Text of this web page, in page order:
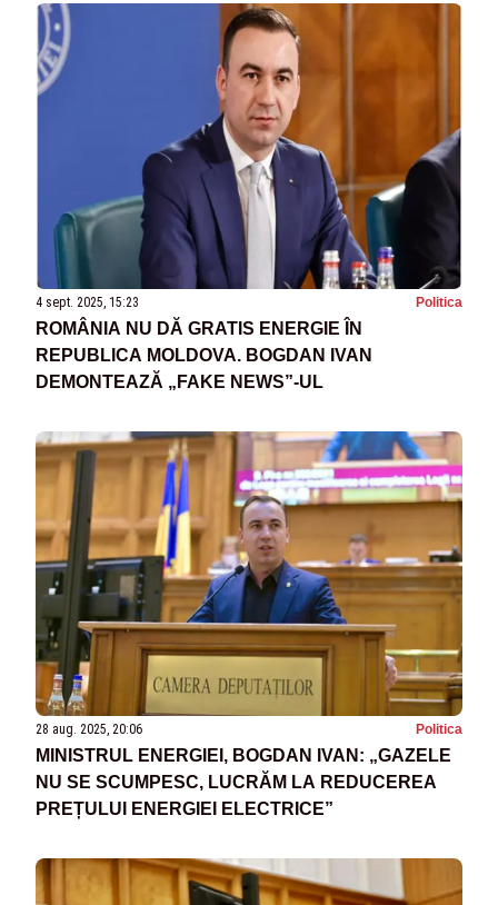
4 sept. 2025, 15:23 Politica
ROMÂNIA NU DĂ GRATIS ENERGIE ÎN
REPUBLICA MOLDOVA. BOGDAN IVAN
DEMONTEAZĂ „FAKE NEWS”-UL
28 aug. 2025, 20:06 Politica
MINISTRUL ENERGIEI, BOGDAN IVAN: „GAZELE
NU SE SCUMPESC, LUCRĂM LA REDUCEREA
PREȚULUI ENERGIEI ELECTRICE”